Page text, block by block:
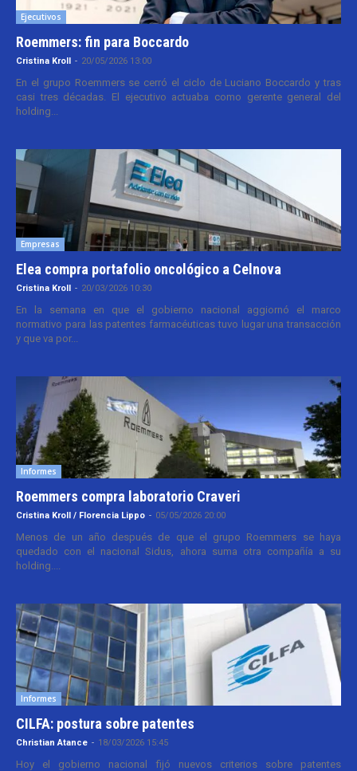
Ejecutivos
Roemmers: fin para Boccardo
Cristina Kroll - 20/05/2026 13:00
En el grupo Roemmers se cerró el ciclo de Luciano Boccardo y tras
casi tres décadas. El ejecutivo actuaba como gerente general del
holding...
Empresas
Elea compra portafolio oncológico a Celnova
Cristina Kroll - 20/03/2026 10:30
En la semana en que el gobierno nacional aggiornó el marco
normativo para las patentes farmacéuticas tuvo lugar una transacción
y que va por...
Informes
Roemmers compra laboratorio Craveri
Cristina Kroll / Florencia Lippo - 05/05/2026 20:00
Menos de un año después de que el grupo Roemmers se haya
quedado con el nacional Sidus, ahora suma otra compañía a su
holding....
Informes
CILFA: postura sobre patentes
Christian Atance - 18/03/2026 15:45
Hoy el gobierno nacional fijó nuevos criterios sobre patentes